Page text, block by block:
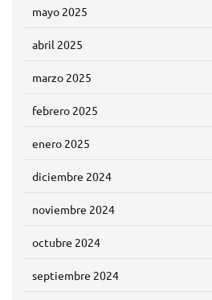
mayo 2025
abril 2025
marzo 2025
febrero 2025
enero 2025
diciembre 2024
noviembre 2024
octubre 2024
septiembre 2024